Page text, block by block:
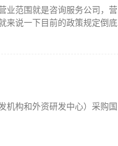
业范围就是咨询服务公司，营
来说一下目前的政策规定倒底
机构和外资研发中心）采购国